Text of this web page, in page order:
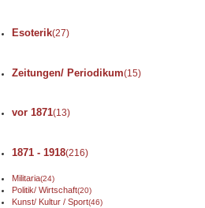
Esoterik(27)
Zeitungen/ Periodikum(15)
vor 1871(13)
1871 - 1918(216)
Militaria(24)
Politik/ Wirtschaft(20)
Kunst/ Kultur / Sport(46)